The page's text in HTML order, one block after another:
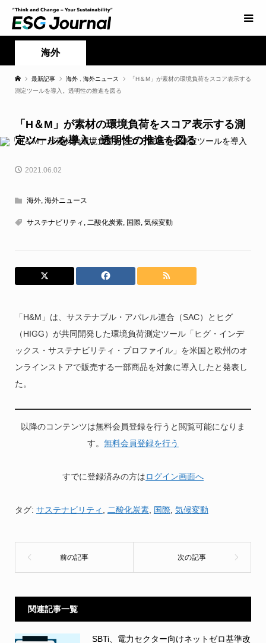
海外
最新記事 海外 海外ニュース
「H＆M」が素材の環境負荷をスコア表示する
測定ツールを導入。透明性の推進を図る
「H＆M」が素材の環境負荷をスコア表示する測
定ツールを導入。透明性の推進を図る
2021.06.02
海外, 海外ニュース
サステナビリティ , 二酸化炭素, 国際, 気候変動
「H&M」は、サステナブル・アパレル連合（SAC）とヒグ
（HIGG）が共同開発した環境負荷測定ツール「ヒグ・インデ
ックス・サステナビリティ・プロファイル」を米国と欧州のオ
ンラインストアで販売する一部商品を対象に導入したと発表し
た。
以降のコンテンツは無料会員登録を行うと閲覧可能になりま
す。 無料会員登録を行う
すでに登録済みの方はログイン画面へ
タグ: サステナビリティ 二酸化炭素, 国際 気候変動
関連記事一覧
SBTi、電力セクター向けネットゼロ基準改